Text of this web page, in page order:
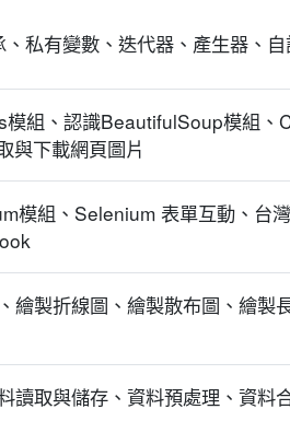
私有變數、迭代器、產生器、
組、認識BeautifulSoup模組、
與下載網頁圖片
模組、Selenium 表單互動、台
製折線圖、繪製散布圖、繪製
取與儲存、資料預處理、資料